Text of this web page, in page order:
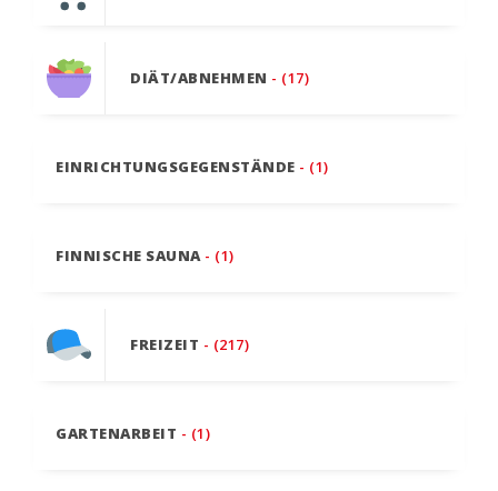
DIÄT/ABNEHMEN - (17)
EINRICHTUNGSGEGENSTÄNDE - (1)
FINNISCHE SAUNA - (1)
FREIZEIT - (217)
GARTENARBEIT - (1)